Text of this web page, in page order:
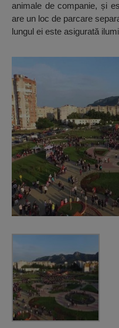
animale de companie, și
are un loc de parcare
lungul ei este asigurată